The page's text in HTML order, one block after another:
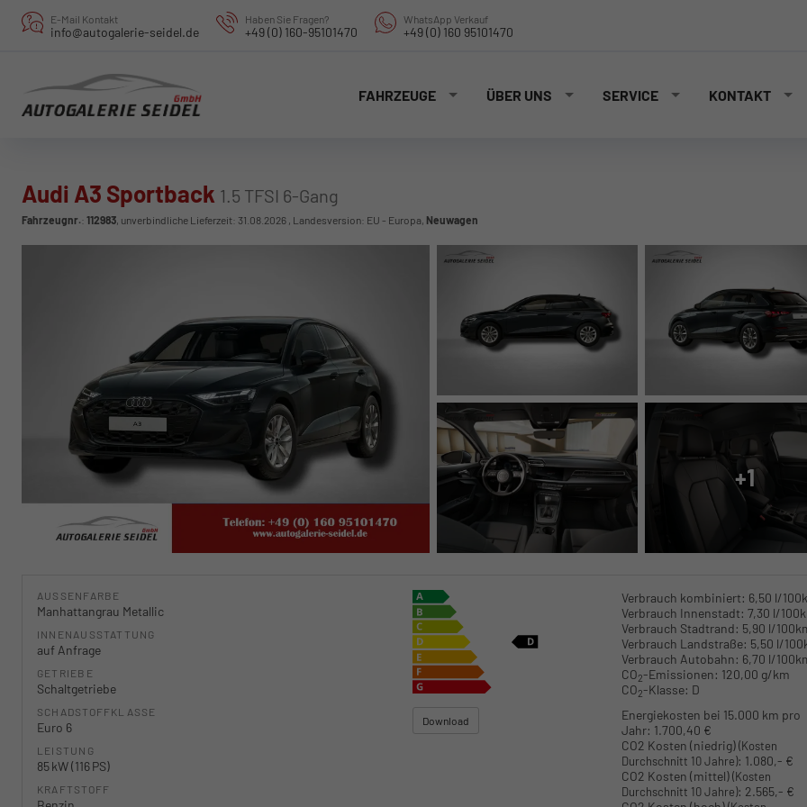
E-Mail Kontakt
info@autogalerie-seidel.de
Haben Sie Fragen?
+49 (0) 160-95101470
WhatsApp Verkauf
+49 (0) 160 95101470
FAHRZEUGE ÜBER UNS SERVICE KONTAKT
Audi A3 Sportback 1.5 TFSI 6-Gang
Fahrzeugnr.: 112983, unverbindliche Lieferzeit: 31.08.2026 , Landesversion: EU - Europa, Neuwagen
+1
AUSSENFARBE
Manhattangrau Metallic
INNENAUSSTATTUNG
auf Anfrage
GETRIEBE
Schaltgetriebe
SCHADSTOFFKLASSE
Euro 6
LEISTUNG
85 kW (116 PS)
KRAFTSTOFF
Verbrauch kombiniert: 6,50 l/
Verbrauch Innenstadt: 7,30 l/
Verbrauch Stadtrand: 5,90 l/
Verbrauch Landstraße: 5,50 l/
Verbrauch Autobahn: 6,70 l/
CO2-Emissionen: 120,00 g/km
CO2-Klasse: D
Download
Energiekosten bei 15.000 km pro
Jahr: 1.700,40 €
CO2 Kosten (niedrig)(Kosten
Durchschnitt 10 Jahre): 1.080,- €
CO2 Kosten (mittel)(Kosten
Durchschnitt 10 Jahre): 2.565,- €